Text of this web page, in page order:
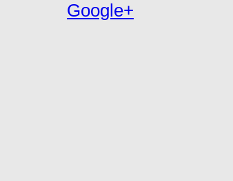
Google+